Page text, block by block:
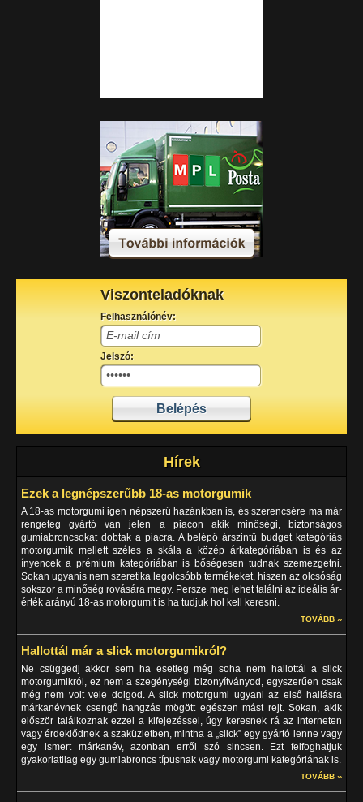
Viszonteladóknak
Felhasználónév:
Jelszó:
Hírek
Ezek a legnépszerűbb 18-as motorgumik
A 18-as motorgumi igen népszerű hazánkban is, és szerencsére ma már
rengeteg gyártó van jelen a piacon akik minőségi, biztonságos
gumiabroncsokat dobtak a piacra. A belépő árszintű budget kategóriás
motorgumik mellett széles a skála a közép árkategóriában is és az
ínyencek a prémium kategóriában is bőségesen tudnak szemezgetni.
Sokan ugyanis nem szeretika legolcsóbb termékeket, hiszen az olcsóság
sokszor a minőség rovására megy. Persze meg lehet találni az ideális ár-
érték arányú 18-as motorgumit is ha tudjuk hol kell keresni.
TOVÁBB ››
Hallottál már a slick motorgumikról?
Ne csüggedj akkor sem ha esetleg még soha nem hallottál a slick
motorgumikról, ez nem a szegénységi bizonyítványod, egyszerűen csak
még nem volt vele dolgod. A slick motorgumi ugyani az első hallásra
márkanévnek csengő hangzás mögött egészen mást rejt. Sokan, akik
először találkoznak ezzel a kifejezéssel, úgy keresnek rá az interneten
vagy érdeklődnek a szaküzletben, mintha a „slick” egy gyártó lenne vagy
egy ismert márkanév, azonban erről szó sincsen. Ezt felfoghatjuk
gyakorlatilag egy gumiabroncs típusnak vagy motorgumi kategóriának is.
TOVÁBB ››